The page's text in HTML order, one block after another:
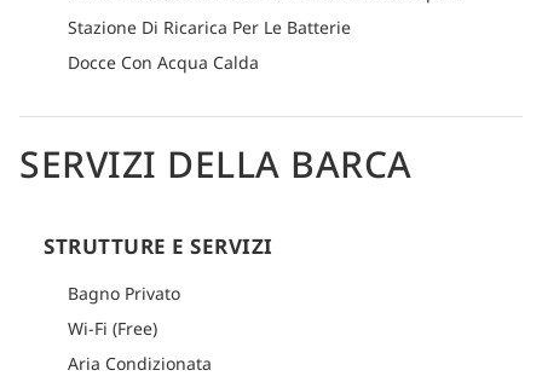
Stazione Di Ricarica Per Le Batterie
Docce Con Acqua Calda
SERVIZI DELLA BARCA
STRUTTURE E SERVIZI
Bagno Privato
Wi-Fi (Free)
Aria Condizionata